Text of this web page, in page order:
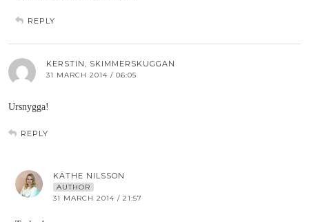
REPLY
KERSTIN, SKIMMERSKUGGAN
31 MARCH 2014 / 06:05
Ursnygga!
REPLY
KÄTHE NILSSON
AUTHOR
31 MARCH 2014 / 21:57